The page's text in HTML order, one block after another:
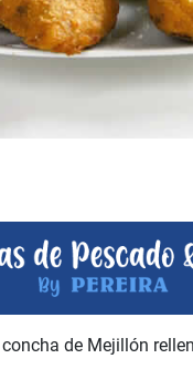
de Mejillón